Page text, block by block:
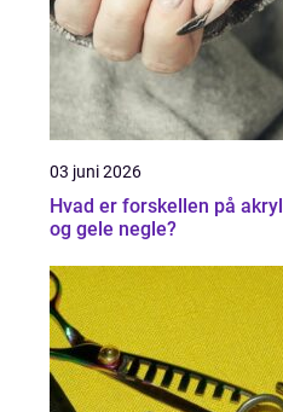
03 juni 2026
Hvad er forskellen på akryl
og gele negle?